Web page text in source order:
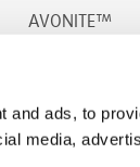
and ads, to
media,
AVONITE™